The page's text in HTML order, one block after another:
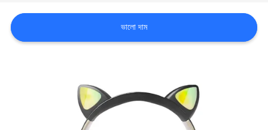
উদ্ধৃতির
জন্য
ভালো দাম